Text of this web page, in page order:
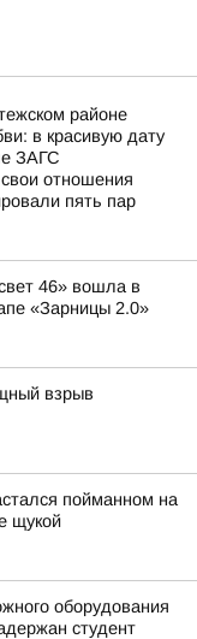
районе
в красивую дату
ЗАГС
отношения
пять пар
46» вошла в
«Зарницы 2.0»
взрыв
пойманном на
щукой
оборудования
студент